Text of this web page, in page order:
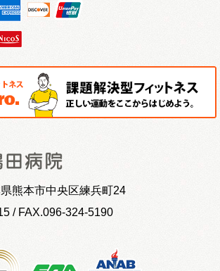
熊本市中央区練兵町24
/ FAX.096-324-5190